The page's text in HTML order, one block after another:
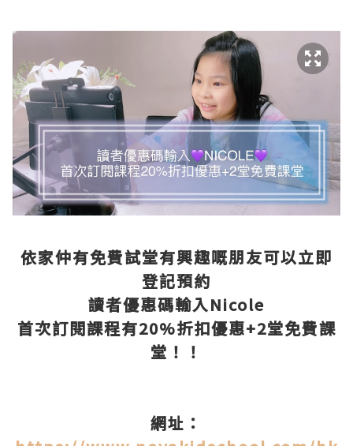
依家仲有免費試堂有興趣嘅朋友可以立即
登記預約
讀者優惠碼輸入Nicole
首次訂閱課程有20%折扣優惠+2堂免費課
堂！！
網址：